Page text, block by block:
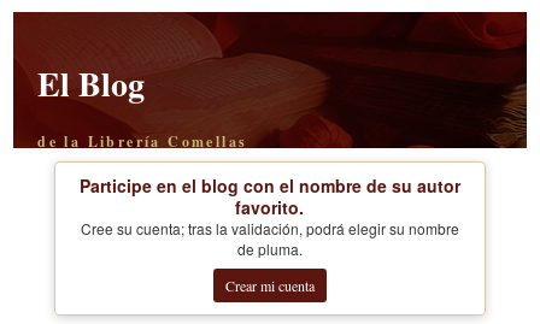
El Blog
de la Librería Comellas
Participe en el blog con el nombre de su autor
favorito.
Cree su cuenta; tras la validación, podrá elegir su nombre
de pluma.
Crear mi cuenta